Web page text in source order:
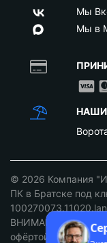
Мы
Мы в
НАШИ
© 2026 Компания
ПК в Братске под
ВНИМАНИЕ: ст. 437
офёртой уточняйте